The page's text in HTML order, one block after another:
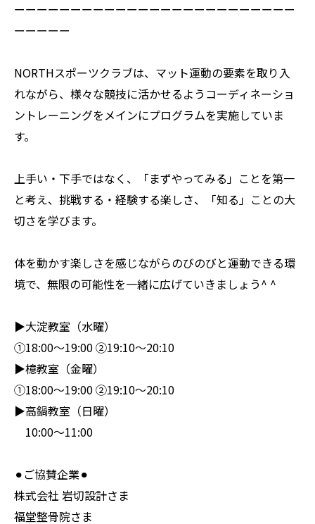
ーーーーーーーーーーーーーーーーーーーーーーーーー
ーーーーー
NORTHスポーツクラブは、マット運動の要素を取り入
れながら、様々な競技に活かせるようコーディネーショ
ントレーニングをメインにプログラムを実施していま
す。
上手い・下手ではなく、「まずやってみる」ことを第一
と考え、挑戦する・経験する楽しさ、「知る」ことの大
切さを学びます。
体を動かす楽しさを感じながらのびのびと運動できる環
境で、無限の可能性を一緒に広げていきましょう^ ^
▶︎大淀教室（水曜）
①18:00〜19:00 ②19:10〜20:10
▶︎檍教室（金曜）
①18:00〜19:00 ②19:10〜20:10
▶︎高鍋教室（日曜）
10:00〜11:00
⚫︎ご協賛企業⚫︎
株式会社 岩切設計さま
福堂整骨院さま